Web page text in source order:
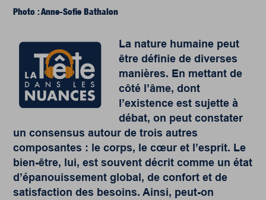
Photo : Anne-Sofie Bathalon
La nature humaine peut
être définie de diverses
manières. En mettant de
côté l’âme, dont
l’existence est sujette à
débat, on peut constater
un consensus autour de trois autres
composantes : le corps, le cœur et l’esprit. Le
bien-être, lui, est souvent décrit comme un état
d’épanouissement global, de confort et de
satisfaction des besoins. Ainsi, peut-on